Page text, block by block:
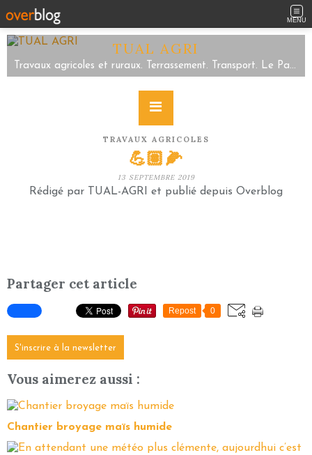
MENU
TUAL AGRI
Travaux agricoles et ruraux. Terrassement. Transport. Le Parc/Sartilly Baie Bocage/Servon. Tel 02.33.48.59.63
TRAVAUX AGRICOLES
💪🏽🌽
13 SEPTEMBRE 2019
Rédigé par TUAL-AGRI et publié depuis Overblog
Partager cet article
Repost 0
S'inscrire à la newsletter
Vous aimerez aussi :
Chantier broyage maïs humide